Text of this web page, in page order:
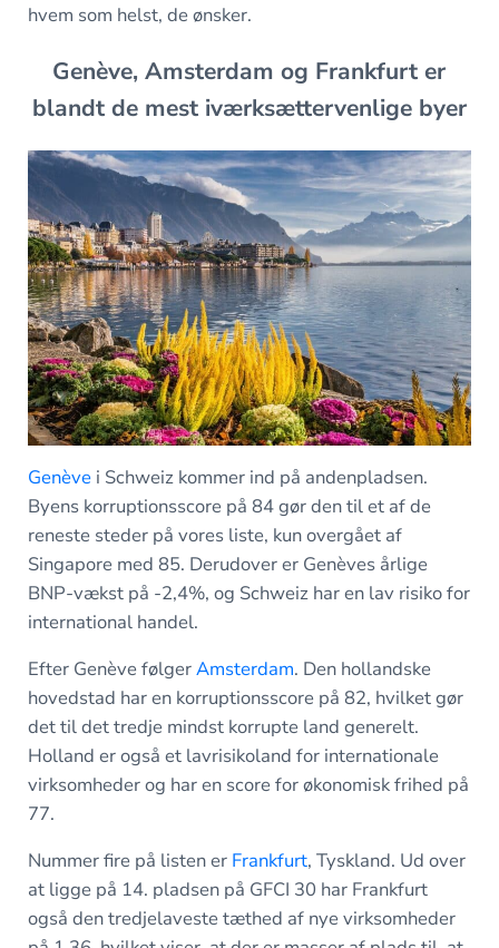
hvem som helst, de ønsker.
Genève, Amsterdam og Frankfurt er
blandt de mest iværksættervenlige byer
Genèvei Schweiz kommer ind på andenpladsen.
Byens korruptionsscore på 84 gør den til et af de
reneste steder på vores liste, kun overgået af
Singapore med 85. Derudover er Genèves årlige
BNP-vækst på -2,4%, og Schweiz har en lav risiko for
international handel.
Efter Genève følgerAmsterdam. Den hollandske
hovedstad har en korruptionsscore på 82, hvilket gør
det til det tredje mindst korrupte land generelt.
Holland er også et lavrisikoland for internationale
virksomheder og har en score for økonomisk frihed på
77.
Nummer fire på listen er Frankfurt, Tyskland. Ud over
at ligge på 14. pladsen på GFCI 30 har Frankfurt
også den tredjelaveste tæthed af nye virksomheder